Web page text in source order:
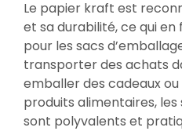
Le papier kraft est
et sa durabilité, ce qui
pour les sacs
transporter des achats
emballer des cadeaux
produits alimentaires,
sont polyvalents et